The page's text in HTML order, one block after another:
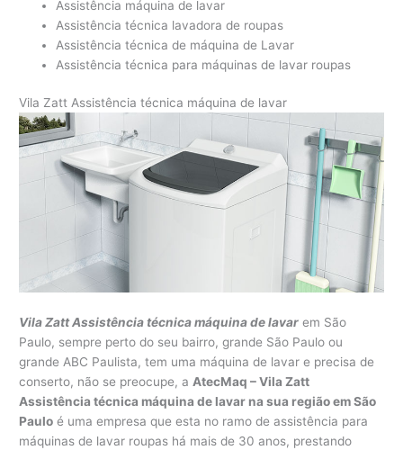
Assistência máquina de lavar
Assistência técnica lavadora de roupas
Assistência técnica de máquina de Lavar
Assistência técnica para máquinas de lavar roupas
Vila Zatt Assistência técnica máquina de lavar
Vila Zatt Assistência técnica máquina de lavar em São
Paulo, sempre perto do seu bairro, grande São Paulo ou
grande ABC Paulista, tem uma máquina de lavar e precisa de
conserto, não se preocupe, aAtecMaq – Vila Zatt
Assistência técnica máquina de lavar na sua região em São
Paulo é uma empresa que esta no ramo de assistência para
máquinas de lavar roupas há mais de 30 anos, prestando